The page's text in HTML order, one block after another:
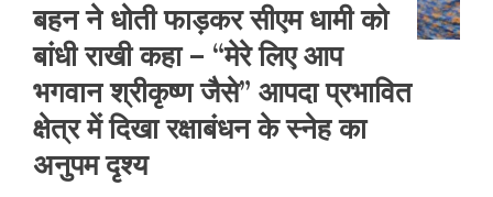
बहन ने धोती फाड़कर सीएम धामी को
बांधी राखी कहा – “मेरे लिए आप
भगवान श्रीकृष्ण जैसे” आपदा प्रभावित
क्षेत्र में दिखा रक्षाबंधन के स्नेह का
अनुपम दृश्य